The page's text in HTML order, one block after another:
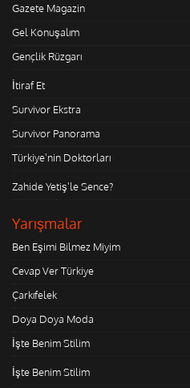
Gazete Magazin
Gel Konuşalım
Gençlik Rüzgarı
İtiraf Et
Survivor Ekstra
Survivor Panorama
Türkiye'nin Doktorları
Zahide Yetiş'le Sence?
Yarışmalar
Ben Eşimi Bilmez Miyim
Cevap Ver Türkiye
Çarkıfelek
Doya Doya Moda
İşte Benim Stilim
İşte Benim Stilim